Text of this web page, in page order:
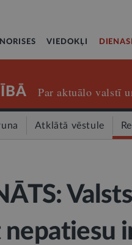
NORISES VIEDOKĻI
Par aktuālo valstī
Atklātā vēstule